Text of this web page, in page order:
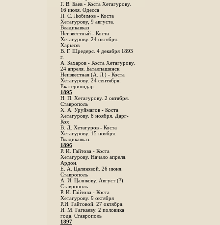
Г. В. Баев - Коста Хетагурову.
16 июля. Одесса
П. С. Любимов - Коста
Хетагурову, 9 августа.
Владикавказ
Неизвестный - Коста
Хетагурову. 24 октября.
Харьков
B. Г. Шредерс. 4 декабря 1893
г.
А. Захаров - Коста Хетагурову.
24 апреля. Баталпашинск
Неизвестная (А. Л.) - Коста
Хетагурову. 24 сентября.
Екатеринодар.
1895
Н. П. Хетагурову. 2 октября.
Ставрополь
X. А. Уруймагов - Коста
Хетагурову. 8 ноября. Дарг-
Кох
В. Д. Хетагуров - Коста
Хетагурову. 15 ноября.
Владикавказ.
1896
Р. И. Гайтова - Коста
Хетагурову. Начало апреля.
Ардон.
Е. А. Цаликовой. 26 июня.
Ставрополь
А. И. Цаликову. Август (?).
Ставрополь
Р. И. Гайтова - Коста
Хетагурову. 9 октября
Р.И. Гайтовой. 27 октября.
И. М. Гагкаеву. 2 половика
года. Ставрополь
1897